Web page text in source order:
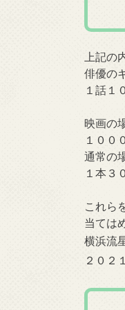
上記の
俳優の
１話１
映画の
１００
通常の
１本３
これら
当ては
横浜流
２０２